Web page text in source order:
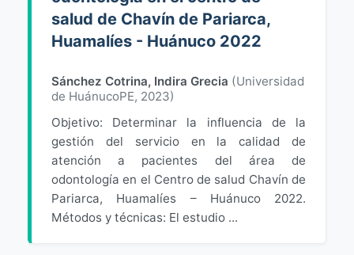
salud de Chavín de Pariarca,
Huamalíes - Huánuco 2022
Sánchez Cotrina, Indira Grecia (Universidad
de HuánucoPE, 2023)
Objetivo: Determinar la influencia de la
gestión del servicio en la calidad de
atención a pacientes del área de
odontología en el Centro de salud Chavín de
Pariarca, Huamalíes – Huánuco 2022.
Métodos y técnicas: El estudio ...